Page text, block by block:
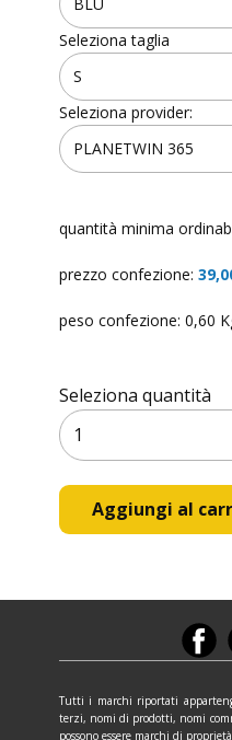
Seleziona taglia
Seleziona provider:
quantità minima
prezzo confezione:
peso confezione: 0,60
Seleziona quantità
Tutti i marchi riportati
terzi, nomi di prodotti, nomi
possono essere marchi di